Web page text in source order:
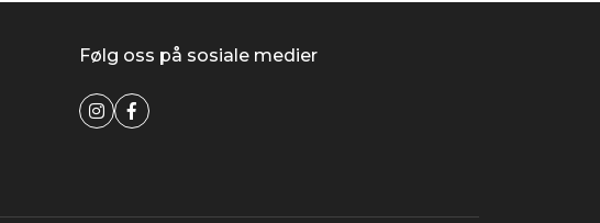
Følg oss på sosiale medier